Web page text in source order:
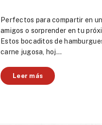
Perfectos para compartir en
amigos o sorprender en tu
Estos bocaditos de
carne jugosa, hoj...
Leer más